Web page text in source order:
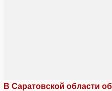
В Саратовской области